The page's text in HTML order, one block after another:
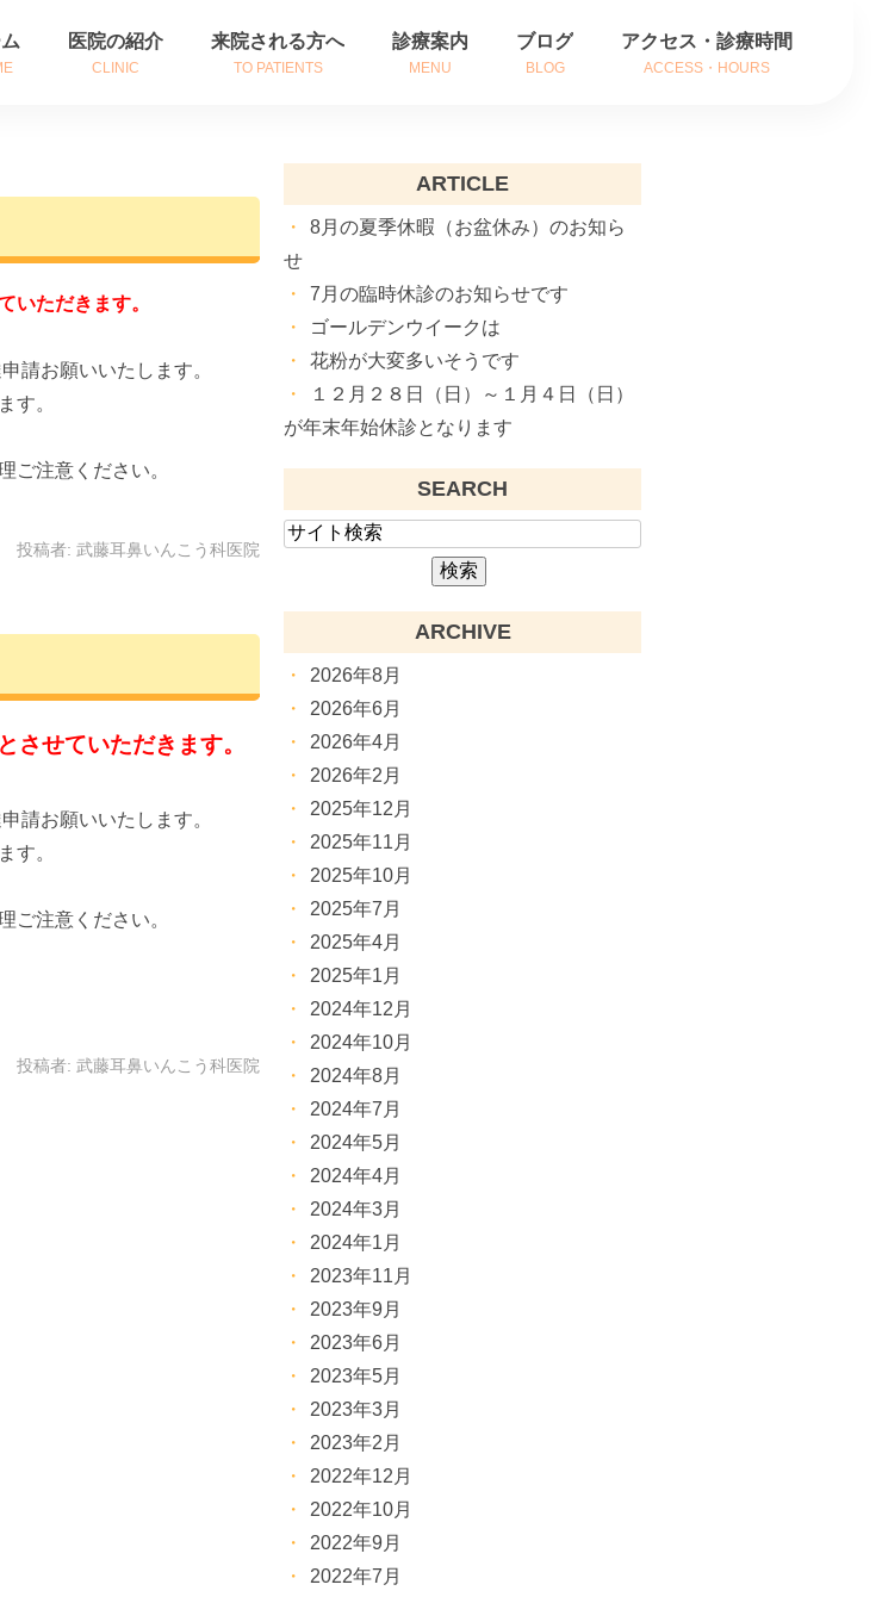
医院の紹介
CLINIC
来院される方へ
TO PATIENTS
診療案内
MENU
がん治療
補聴器相談
花粉症でお悩みの方へ
ブログ
BLOG
アクセス・診療時間
ACCESS・HOURS
いただきます。
請お願いいたします。
す。
ご注意ください。
投稿者: 武藤耳鼻いんこう科医院
させていただきます。
請お願いいたします。
す。
ご注意ください。
投稿者: 武藤耳鼻いんこう科医院
ARTICLE
8月の夏季休暇（お盆休み）のお知ら
せ
7月の臨時休診のお知らせです
ゴールデンウイークは
花粉が大変多いそうです
１２月２８日（日）～１月４日（日）
が年末年始休診となります
SEARCH
ARCHIVE
2026年8月
2026年6月
2026年4月
2026年2月
2025年12月
2025年11月
2025年10月
2025年7月
2025年4月
2025年1月
2024年12月
2024年10月
2024年8月
2024年7月
2024年5月
2024年4月
2024年3月
2024年1月
2023年11月
2023年9月
2023年6月
2023年5月
2023年3月
2023年2月
2022年12月
2022年10月
2022年9月
2022年7月